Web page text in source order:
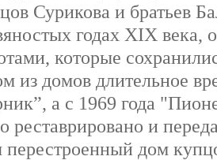
Сурикова и братьев
годах XIX века,
которые
из домов длительное
а с 1969 года
реставрировано и
дом